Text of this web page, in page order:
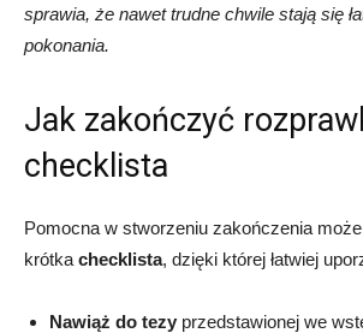
sprawia, że nawet trudne chwile stają się
pokonania.
Jak zakończyć
checklista
Pomocna w stworzeniu zakończenia
krótka checklista, dzięki której łatwiej
Nawiąż do tezy przedstawionej we